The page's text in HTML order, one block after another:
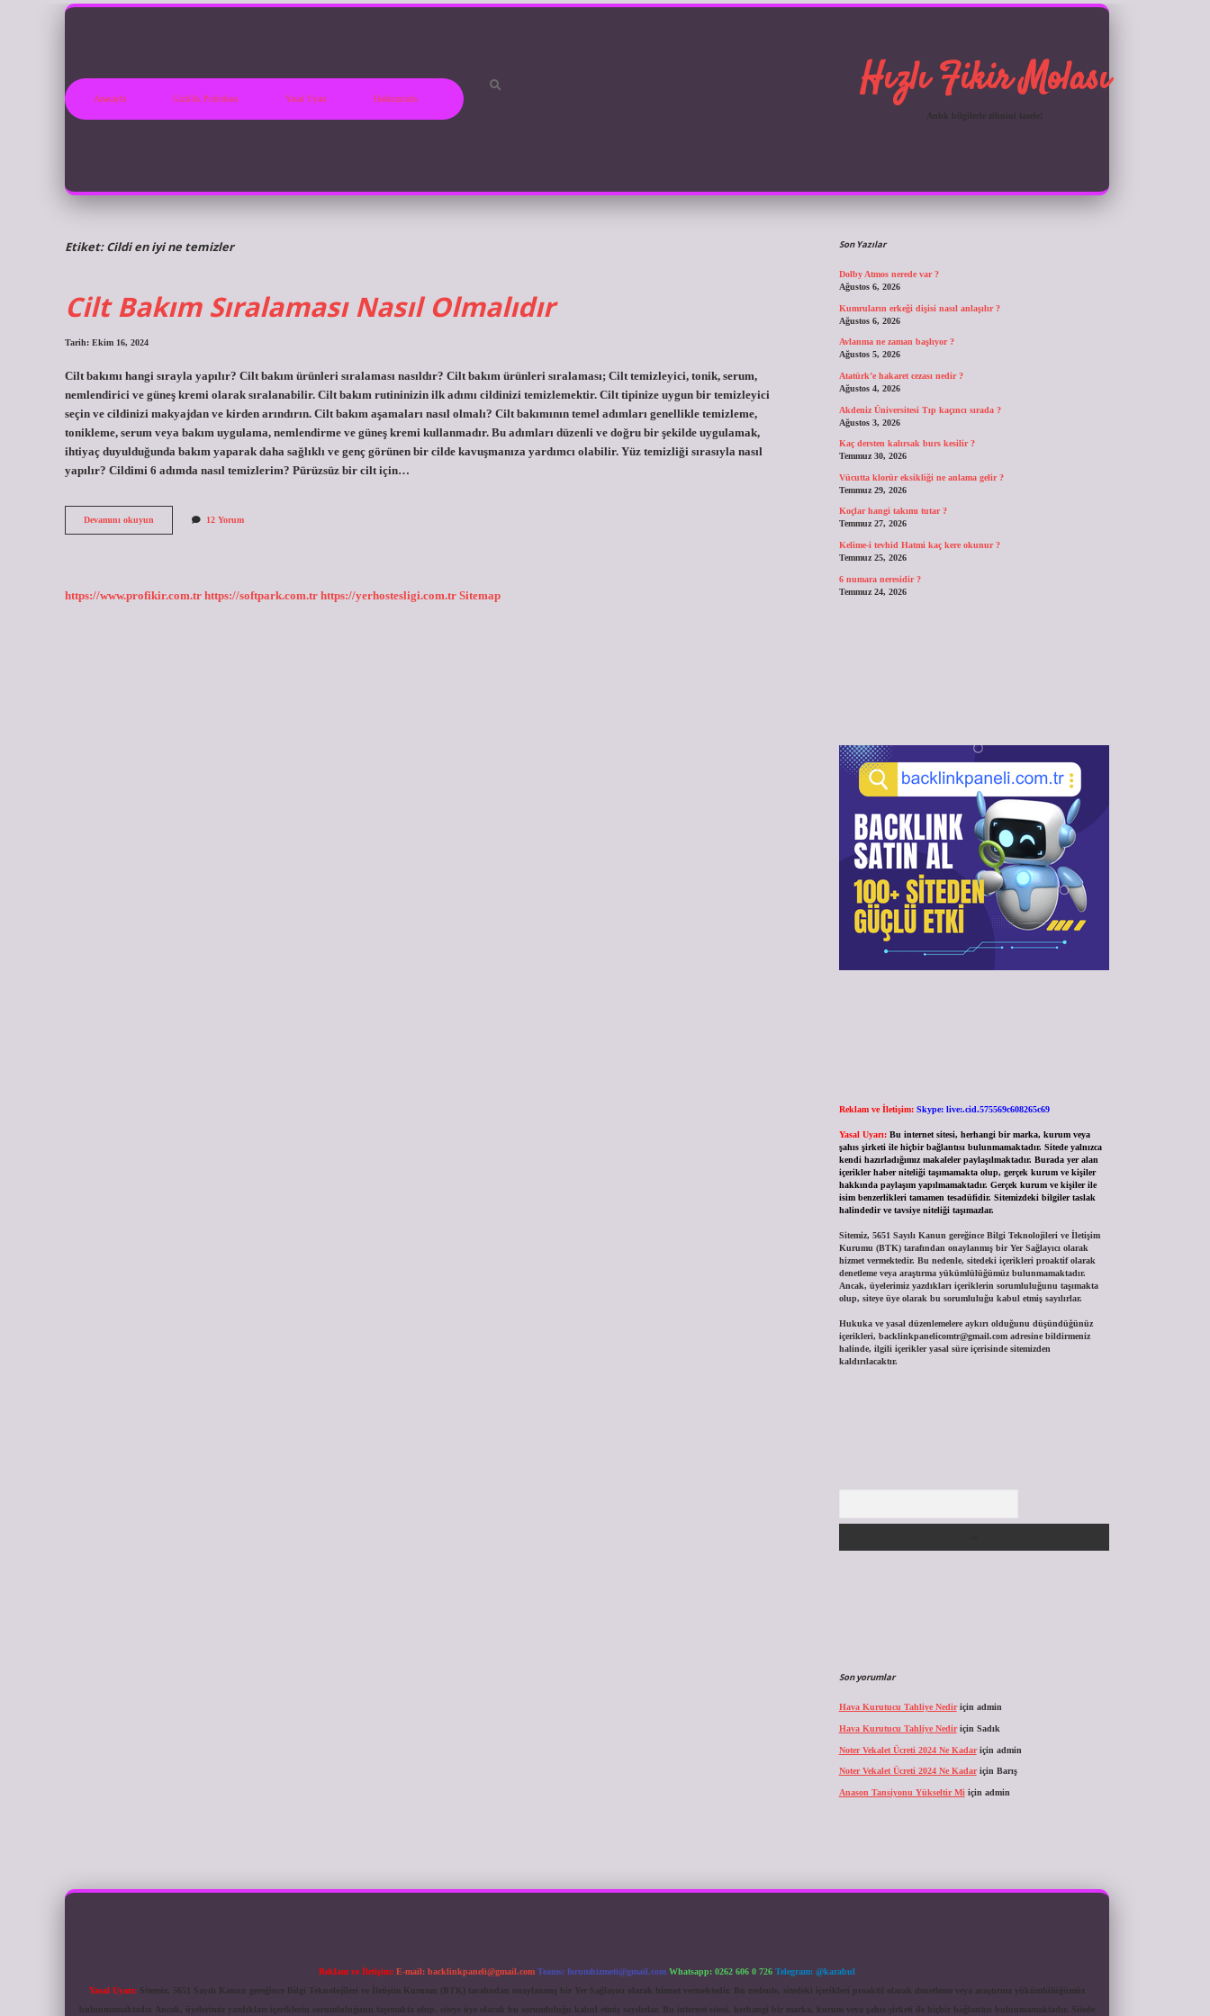
Anasayfa Gizlilik Politikası Yasal Uyarı Hakkımızda Hızlı Fikir Molası
Anlık bilgilerle zihnini tazele!
Etiket:Cildi en iyi ne temizler
Cilt Bakım Sıralaması Nasıl Olmalıdır
Tarih: Ekim 16, 2024
Cilt bakımı hangi sırayla yapılır? Cilt bakım ürünleri sıralaması nasıldır? Cilt bakım ürünleri sıralaması; Cilt temizleyici, tonik, serum,
nemlendirici ve güneş kremi olarak sıralanabilir. Cilt bakım rutininizin ilk adımı cildinizi temizlemektir. Cilt tipinize uygun bir temizleyici
seçin ve cildinizi makyajdan ve kirden arındırın. Cilt bakım aşamaları nasıl olmalı? Cilt bakımının temel adımları genellikle temizleme,
tonikleme, serum veya bakım uygulama, nemlendirme ve güneş kremi kullanmadır. Bu adımları düzenli ve doğru bir şekilde uygulamak,
ihtiyaç duyulduğunda bakım yaparak daha sağlıklı ve genç görünen bir cilde kavuşmanıza yardımcı olabilir. Yüz temizliği sırasıyla nasıl
yapılır? Cildimi 6 adımda nasıl temizlerim? Pürüzsüz bir cilt için…
Devamını okuyun
Bakım
12 Yorum
https://www.profikir.com.tr https://softpark.com.tr https://yerhostesligi.com.tr Sitemap
Sidebar
Son Yazılar
Dolby Atmos nerede var ?
Ağustos 6, 2026
Kumruların erkeği dişisi nasıl anlaşılır ?
Ağustos 6, 2026
Avlanma ne zaman başlıyor ?
Ağustos 5, 2026
Atatürk’e hakaret cezası nedir ?
Ağustos 4, 2026
Akdeniz Üniversitesi Tıp kaçıncı sırada ?
Ağustos 3, 2026
Kaç dersten kalırsak burs kesilir ?
Temmuz 30, 2026
Vücutta klorür eksikliği ne anlama gelir ?
Temmuz 29, 2026
Koçlar hangi takımı tutar ?
Temmuz 27, 2026
Kelime-i tevhid Hatmi kaç kere okunur ?
Temmuz 25, 2026
6 numara neresidir ?
Temmuz 24, 2026
Reklam ve İletişim: Skype: live:.cid.575569c608265c69
Yasal Uyarı: Bu internet sitesi, herhangi bir marka, kurum veya
şahıs şirketi ile hiçbir bağlantısı bulunmamaktadır. Sitede yalnızca
kendi hazırladığımız makaleler paylaşılmaktadır. Burada yer alan
içerikler haber niteliği taşımamakta olup, gerçek kurum ve kişiler
hakkında paylaşım yapılmamaktadır. Gerçek kurum ve kişiler ile
isim benzerlikleri tamamen tesadüfidir. Sitemizdeki bilgiler taslak
halindedir ve tavsiye niteliği taşımazlar.
Sitemiz, 5651 Sayılı Kanun gereğince Bilgi Teknolojileri ve İletişim
Kurumu (BTK) tarafından onaylanmış bir Yer Sağlayıcı olarak
hizmet vermektedir. Bu nedenle, sitedeki içerikleri proaktif olarak
denetleme veya araştırma yükümlülüğümüz bulunmamaktadır.
Ancak, üyelerimiz yazdıkları içeriklerin sorumluluğunu taşımakta
olup, siteye üye olarak bu sorumluluğu kabul etmiş sayılırlar.
Hukuka ve yasal düzenlemelere aykırı olduğunu düşündüğünüz
içerikleri, backlinkpanelicomtr@gmail.comadresine bildirmeniz
halinde, ilgili içerikler yasal süre içerisinde sitemizden
kaldırılacaktır.
Son yorumlar
Hava Kurutucu Tahliye Nediriçin admin
Hava Kurutucu Tahliye Nediriçin Sadık
Noter Vekalet Ücreti 2024 Ne Kadariçin admin
Noter Vekalet Ücreti 2024 Ne Kadariçin Barış
Anason Tansiyonu Yükseltir Mi için admin
Reklam ve İletişim: E-mail: backlinkpaneli@gmail.com Teams: forumhizmeti@gmail.com Whatsapp: 0262 606 0 726 Telegram: @karabul
Yasal Uyarı: Sitemiz, 5651 Sayılı Kanun gereğince Bilgi Teknolojileri ve İletişim Kurumu (BTK) tarafından onaylanmış bir Yer Sağlayıcı olarak hizmet vermektedir. Bu nedenle, sitedeki içerikleri proaktif olarak denetleme veya araştırma yükümlülüğümüz
bulunmamaktadır. Ancak, üyelerimiz yazdıkları içeriklerin sorumluluğunu taşımakta olup, siteye üye olarak bu sorumluluğu kabul etmiş sayılırlar. Bu internet sitesi, herhangi bir marka, kurum veya şahıs şirketi ile hiçbir bağlantısı bulunmamaktadır. Sitede